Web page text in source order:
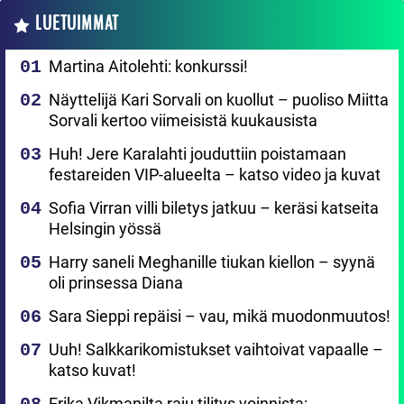
LUETUIMMAT
Martina Aitolehti: konkurssi!
Näyttelijä Kari Sorvali on kuollut – puoliso Miitta
Sorvali kertoo viimeisistä kuukausista
Huh! Jere Karalahti jouduttiin poistamaan
festareiden VIP-alueelta – katso video ja kuvat
Sofia Virran villi biletys jatkuu – keräsi katseita
Helsingin yössä
Harry saneli Meghanille tiukan kiellon – syynä
oli prinsessa Diana
Sara Sieppi repäisi – vau, mikä muodonmuutos!
Uuh! Salkkarikomistukset vaihtoivat vapaalle –
katso kuvat!